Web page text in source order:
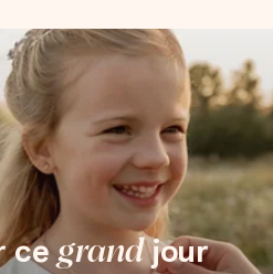
cegrandjour